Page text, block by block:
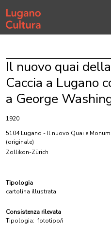
Home page
Il nuovo quai
Caccia a Lugano
a George
1920
5104 Lugano - Il nuovo Quai e
(originale)
Zollikon-Zürich
Tipologia
cartolina illustrata
Consistenza rilevata
Tipologia: fototipo/i